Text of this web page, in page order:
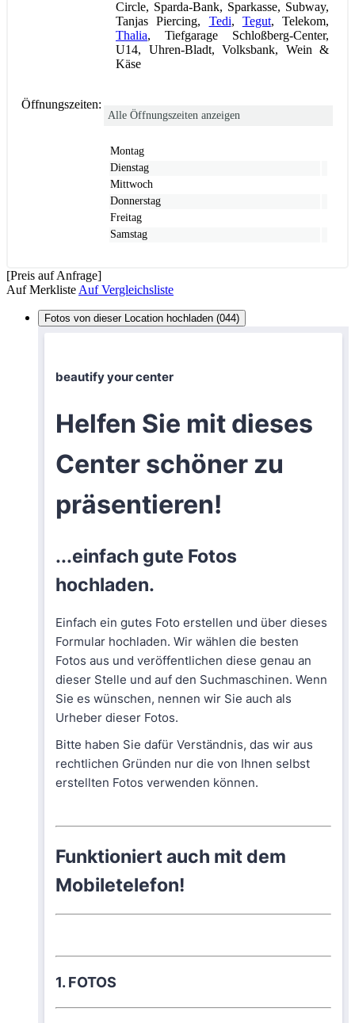
Circle, Sparda-Bank, Sparkasse, Subway,
Tanjas Piercing, Tedi, Tegut, Telekom,
Thalia, Tiefgarage Schloßberg-Center,
U14, Uhren-Bladt, Volksbank, Wein &
Käse
Öffnungszeiten:
Alle Öffnungszeiten anzeigen
Montag
Dienstag
Mittwoch
Donnerstag
Freitag
Samstag
[Preis auf Anfrage]
Auf Merkliste Auf Vergleichsliste
Fotos von dieser Location hochladen (044)